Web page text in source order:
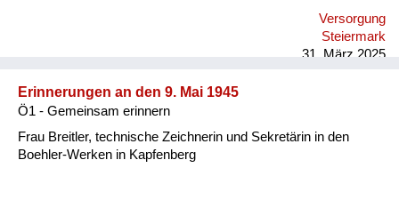
Versorgung
Steiermark
31. März 2025
Erinnerungen an den 9. Mai 1945
Ö1 - Gemeinsam erinnern
Frau Breitler, technische Zeichnerin und Sekretärin in den
Boehler-Werken in Kapfenberg